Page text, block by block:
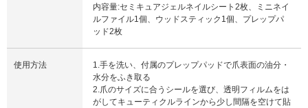
内容量:セミキュアジェルネイルシート2枚、ミニネイ
ルファイル1個、ウッドスティック1個、プレップパ
ッド2枚
使用方法
1.手を洗い、付属のプレップパッドで爪表面の油分・
水分をふき取る
2.爪のサイズに合うシールを選び、透明フィルムをは
がしてキューティクルラインから少し間隔を空けて貼